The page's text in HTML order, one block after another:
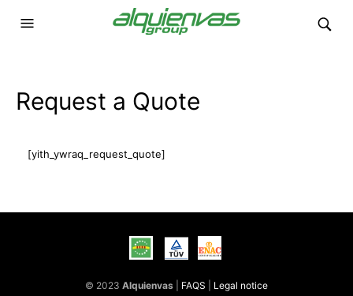
Request a Quote
[yith_ywraq_request_quote]
© 2023 Alquienvas FAQS Legal notice